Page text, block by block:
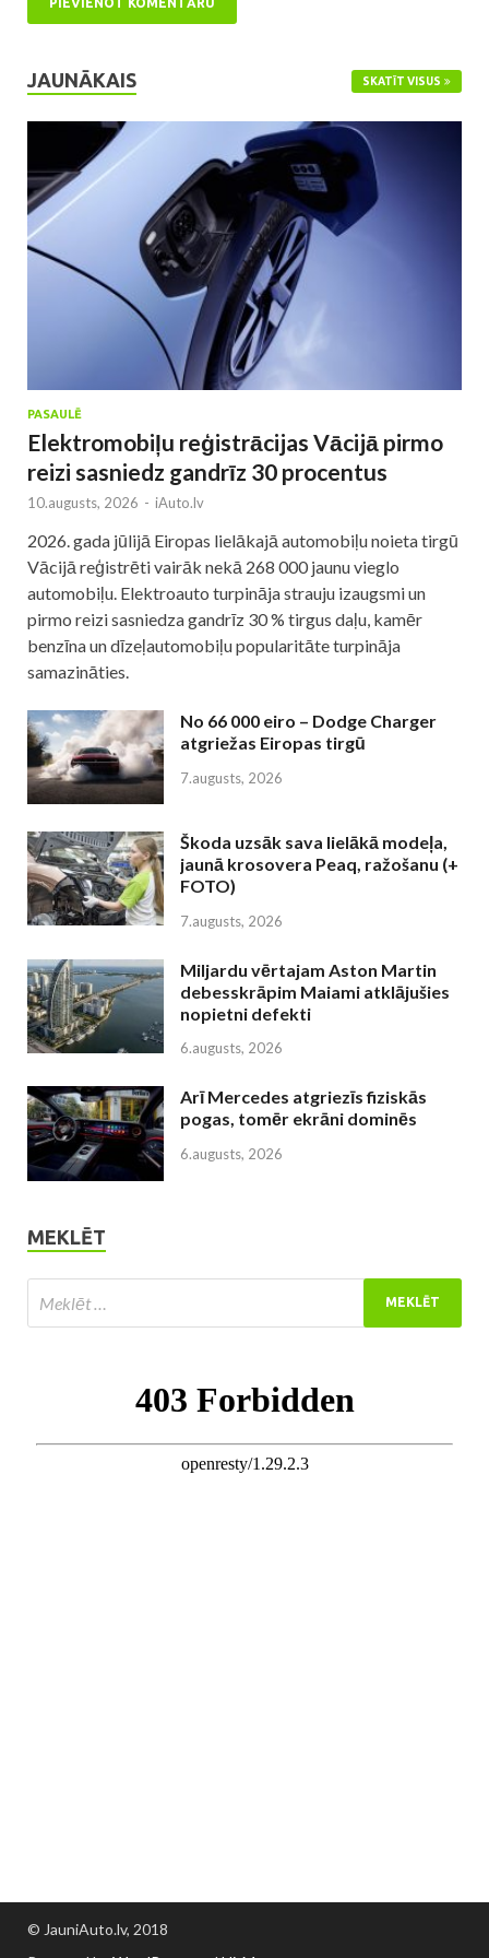
JAUNĀKAIS SKATĪT VISUS
PASAULĒ
Elektromobiļu reģistrācijas Vācijā pirmo
reizi sasniedz gandrīz 30 procentus
10.augusts, 2026 - iAuto.lv
2026. gada jūlijā Eiropas lielākajā automobiļu noieta tirgū
Vācijā reģistrēti vairāk nekā 268 000 jaunu vieglo
automobiļu. Elektroauto turpināja strauju izaugsmi un
pirmo reizi sasniedza gandrīz 30 % tirgus daļu, kamēr
benzīna un dīzeļautomobiļu popularitāte turpināja
samazināties.
No 66 000 eiro – Dodge Charger
atgriežas Eiropas tirgū
7.augusts, 2026
Škoda uzsāk sava lielākā modeļa,
jaunā krosovera Peaq, ražošanu (+
FOTO)
7.augusts, 2026
Miljardu vērtajam Aston Martin
debesskrāpim Maiami atklājušies
nopietni defekti
6.augusts, 2026
Arī Mercedes atgriezīs fiziskās
pogas, tomēr ekrāni dominēs
6.augusts, 2026
MEKLĒT
© JauniAuto.lv, 2018